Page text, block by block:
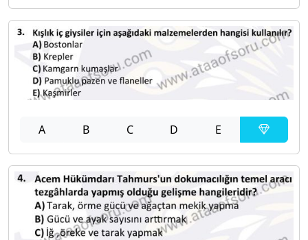
A B C D E